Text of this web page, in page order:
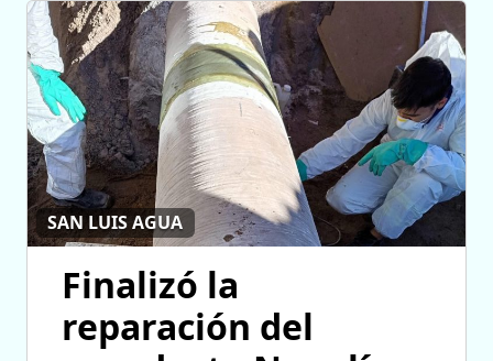
SAN LUIS AGUA
Finalizó la
reparación del